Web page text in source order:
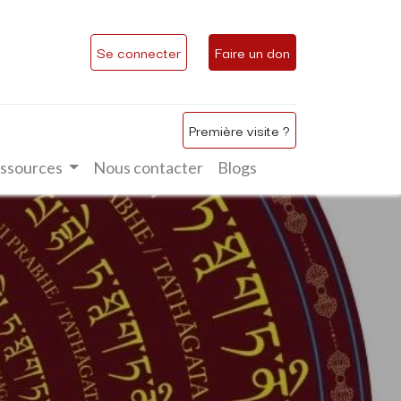
Se connecter Faire un don
Première visite ?
Nous contacter Blogs